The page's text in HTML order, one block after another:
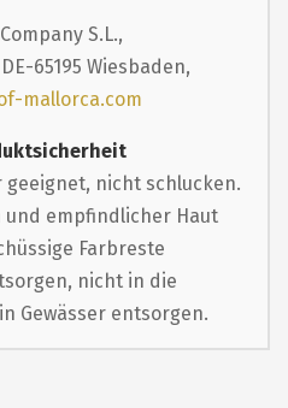
S.L.,
65195 Wiesbaden,
mallorca.com
geeignet, nicht schlucken.
und empfindlicher Haut
Farbreste
nicht in die
Gewässer entsorgen.